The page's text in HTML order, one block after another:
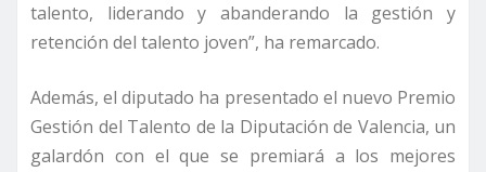
talento, liderando y abanderando la gestión y
retención del talento joven”, ha remarcado.
Además, el diputado ha presentado el nuevo Premio
Gestión del Talento de la Diputación de Valencia, un
galardón con el que se premiará a los mejores